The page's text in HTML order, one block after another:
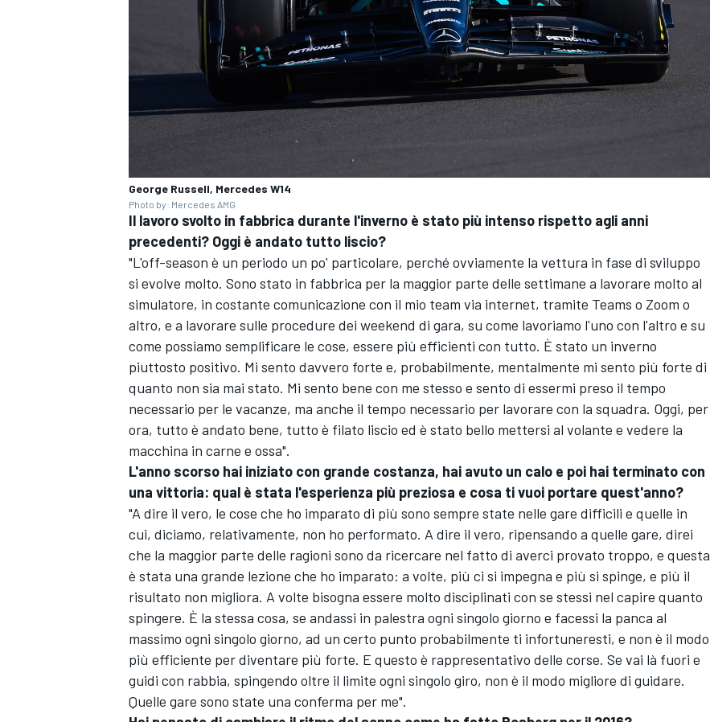
George Russell, Mercedes W14
Photo by: Mercedes AMG
Il lavoro svolto in fabbrica durante l'inverno è stato più intenso rispetto agli anni
precedenti? Oggi è andato tutto liscio?
"L'off-season è un periodo un po' particolare, perché ovviamente la vettura in fase di sviluppo
si evolve molto. Sono stato in fabbrica per la maggior parte delle settimane a lavorare molto al
simulatore, in costante comunicazione con il mio team via internet, tramite Teams o Zoom o
altro, e a lavorare sulle procedure dei weekend di gara, su come lavoriamo l'uno con l'altro e su
come possiamo semplificare le cose, essere più efficienti con tutto. È stato un inverno
piuttosto positivo. Mi sento davvero forte e, probabilmente, mentalmente mi sento più forte di
quanto non sia mai stato. Mi sento bene con me stesso e sento di essermi preso il tempo
necessario per le vacanze, ma anche il tempo necessario per lavorare con la squadra. Oggi, per
ora, tutto è andato bene, tutto è filato liscio ed è stato bello mettersi al volante e vedere la
macchina in carne e ossa".
L'anno scorso hai iniziato con grande costanza, hai avuto un calo e poi hai terminato con
una vittoria: qual è stata l'esperienza più preziosa e cosa ti vuoi portare quest'anno?
"A dire il vero, le cose che ho imparato di più sono sempre state nelle gare difficili e quelle in
cui, diciamo, relativamente, non ho performato. A dire il vero, ripensando a quelle gare, direi
che la maggior parte delle ragioni sono da ricercare nel fatto di averci provato troppo, e questa
è stata una grande lezione che ho imparato: a volte, più ci si impegna e più si spinge, e più il
risultato non migliora. A volte bisogna essere molto disciplinati con se stessi nel capire quanto
spingere. È la stessa cosa, se andassi in palestra ogni singolo giorno e facessi la panca al
massimo ogni singolo giorno, ad un certo punto probabilmente ti infortuneresti, e non è il modo
più efficiente per diventare più forte. E questo è rappresentativo delle corse. Se vai là fuori e
guidi con rabbia, spingendo oltre il limite ogni singolo giro, non è il modo migliore di guidare.
Quelle gare sono state una conferma per me".